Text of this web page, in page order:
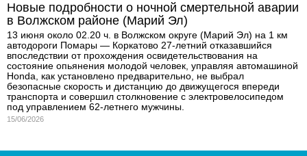
Новые подробности о ночной смертельной аварии
в Волжском районе (Марий Эл)
13 июня около 02.20 ч. в Волжском округе (Марий Эл) на 1 км
автодороги Помары — Коркатово 27-летний отказавшийся
впоследствии от прохождения освидетельствования на
состояние опьянения молодой человек, управляя автомашиной
Honda, как установлено предварительно, не выбрал
безопасные скорость и дистанцию до движущегося впереди
транспорта и совершил столкновение с электровелосипедом
под управлением 62-летнего мужчины.
15/06/2026